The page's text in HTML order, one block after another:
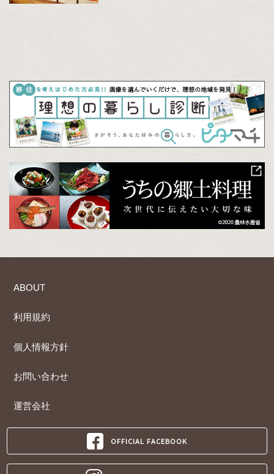
ABOUT
利用規約
個人情報方針
お問い合わせ
運営会社
OFFICIAL FACEBOOK